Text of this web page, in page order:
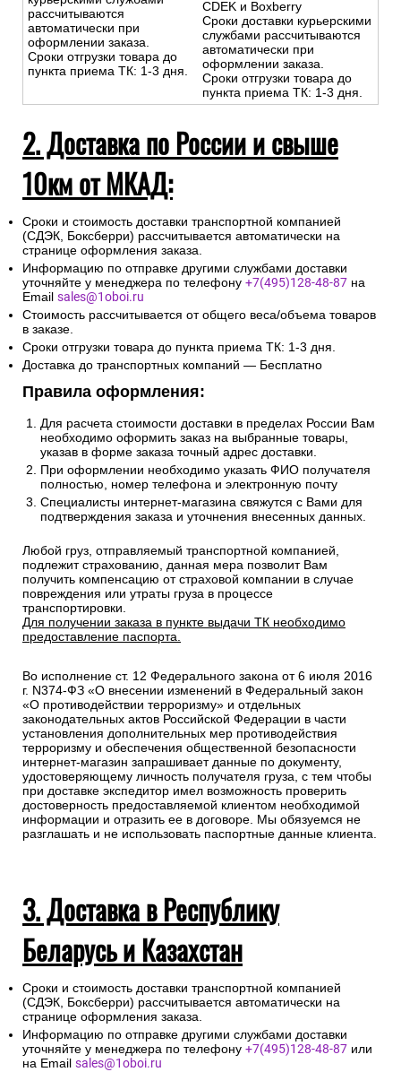
рассчитываются
автоматически при
оформлении заказа.
Сроки отгрузки товара до
пункта приема ТК: 1-3 дня.
CDEK и Boxberry
Сроки доставки курьерскими
службами рассчитываются
автоматически при
оформлении заказа.
Сроки отгрузки товара до
пункта приема ТК: 1-3 дня.
2. Доставка по России и свыше
10км от МКАД:
Сроки и стоимость доставки транспортной компанией
(СДЭК, Боксберри) рассчитывается автоматически на
странице оформления заказа.
Информацию по отправке другими службами доставки
уточняйте у менеджера по телефону +7(495)128-48-87 на
Email sales@1oboi.ru
Стоимость рассчитывается от общего веса/объема товаров
в заказе.
Сроки отгрузки товара до пункта приема ТК: 1-3 дня.
Доставка до транспортных компаний — Бесплатно
Правила оформления:
Для расчета стоимости доставки в пределах России Вам
необходимо оформить заказ на выбранные товары,
указав в форме заказа точный адрес доставки.
При оформлении необходимо указать ФИО получателя
полностью, номер телефона и электронную почту
Специалисты интернет-магазина свяжутся с Вами для
подтверждения заказа и уточнения внесенных данных.
Любой груз, отправляемый транспортной компанией,
подлежит страхованию, данная мера позволит Вам
получить компенсацию от страховой компании в случае
повреждения или утраты груза в процессе
транспортировки.
Для получении заказа в пункте выдачи ТК необходимо
предоставление паспорта.
Во исполнение ст. 12 Федерального закона от 6 июля 2016
г. N374-ФЗ «О внесении изменений в Федеральный закон
«О противодействии терроризму» и отдельных
законодательных актов Российской Федерации в части
установления дополнительных мер противодействия
терроризму и обеспечения общественной безопасности
интернет-магазин запрашивает данные по документу,
удостоверяющему личность получателя груза, с тем чтобы
при доставке экспедитор имел возможность проверить
достоверность предоставляемой клиентом необходимой
информации и отразить ее в договоре. Мы обязуемся не
разглашать и не использовать паспортные данные клиента.
3. Доставка в Республику
Беларусь и Казахстан
Сроки и стоимость доставки транспортной компанией
(СДЭК, Боксберри) рассчитывается автоматически на
странице оформления заказа.
Информацию по отправке другими службами доставки
уточняйте у менеджера по телефону +7(495)128-48-87 или
на Email sales@1oboi.ru